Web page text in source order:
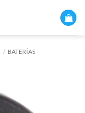
/ BATERÍAS